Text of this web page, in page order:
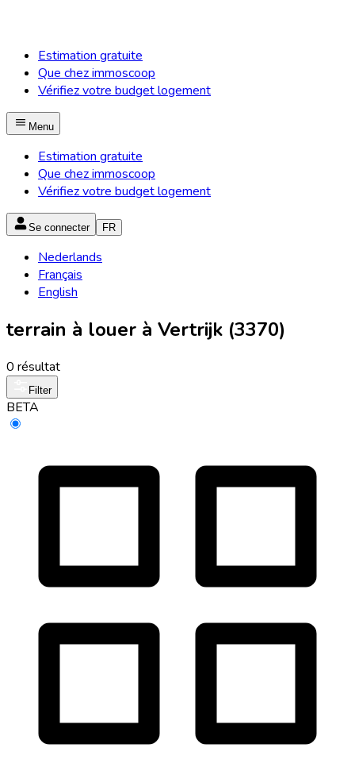
Estimation gratuite
Que chez immoscoop
Vérifiez votre budget logement
Menu
Estimation gratuite
Que chez immoscoop
Vérifiez votre budget logement
Se connecter FR
Nederlands
Français
English
terrain à louer à Vertrijk (3370)
0 résultat
Filter
BETA